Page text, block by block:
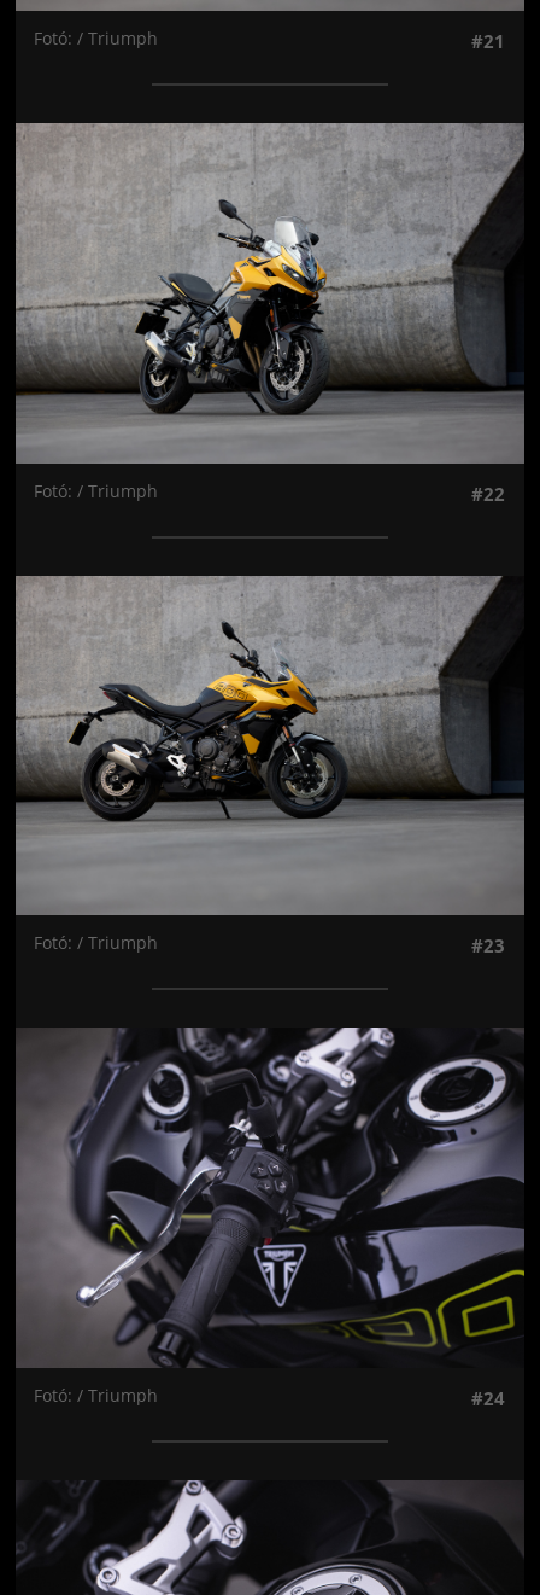
Fotó: / Triumph #21
Jön még kép!
Fotó: / Triumph #22
Jön még kép!
Fotó: / Triumph #23
Jön még kép!
Fotó: / Triumph #24
Jön még kép!